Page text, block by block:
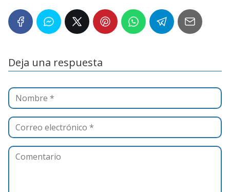
Deja una respuesta